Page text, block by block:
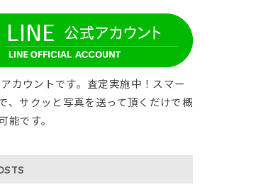
カウントです。査定実施中！スマー
、サクッと写真を送って頂くだけで概
能です。